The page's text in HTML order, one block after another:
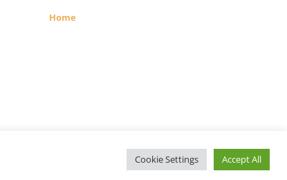
Home
Cookie Settings Accept All